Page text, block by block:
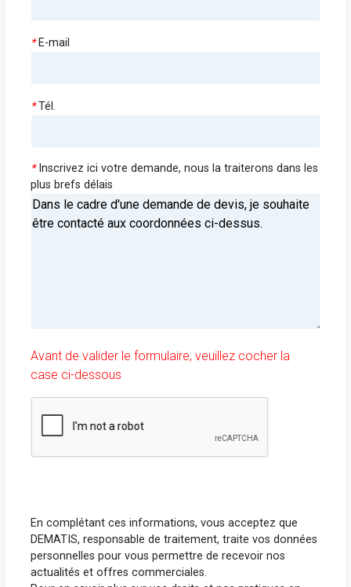
* E-mail
*Tél.
* Inscrivez ici votre demande, nous la traiterons dans les
plus brefs délais
Avant de valider le formulaire, veuillez cocher la
case ci-dessous
En complétant ces informations, vous acceptez que
DEMATIS, responsable de traitement, traite vos données
personnelles pour vous permettre de recevoir nos
actualités et offres commerciales.